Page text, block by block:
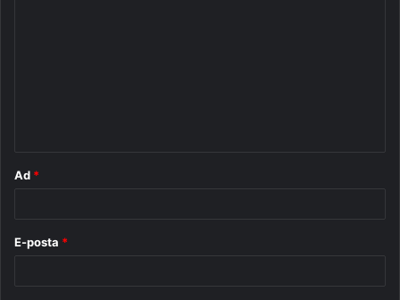
Ad *
E-posta *